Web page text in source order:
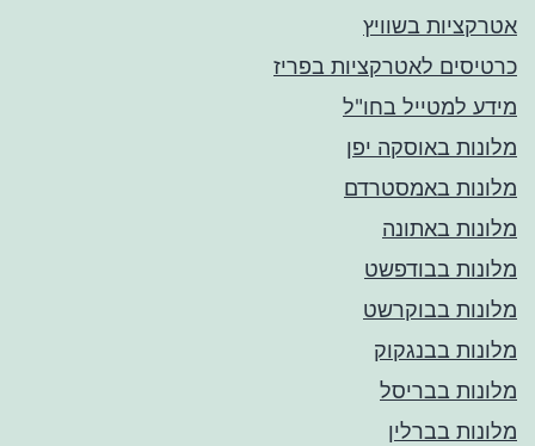
אטרקציות בשוויץ
כרטיסים לאטרקציות בפריז
מידע למטייל בחו"ל
מלונות באוסקה יפן
מלונות באמסטרדם
מלונות באתונה
מלונות בבודפשט
מלונות בבוקרשט
מלונות בבנגקוק
מלונות בבריסל
מלונות בברלין